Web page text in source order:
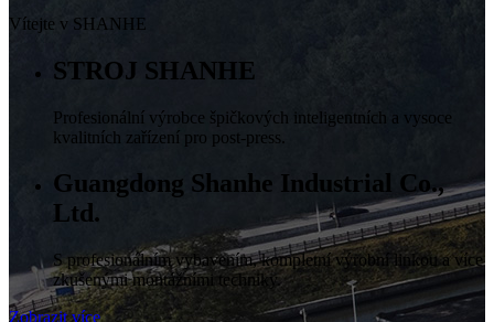
Vítejte v SHANHE
STROJ SHANHE
Profesionální výrobce špičkových inteligentních a vysoce
kvalitních zařízení pro post-press.
Guangdong Shanhe Industrial Co.,
Ltd.
S profesionálním vybavením, kompletní výrobní linkou a více
zkušenými montážními techniky.
Zobrazit více